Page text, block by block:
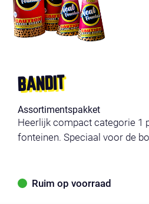
BANDIT
Assortimentspakket
Heerlijk compact categorie 1
fonteinen. Speciaal voor de
Ruim op voorraad